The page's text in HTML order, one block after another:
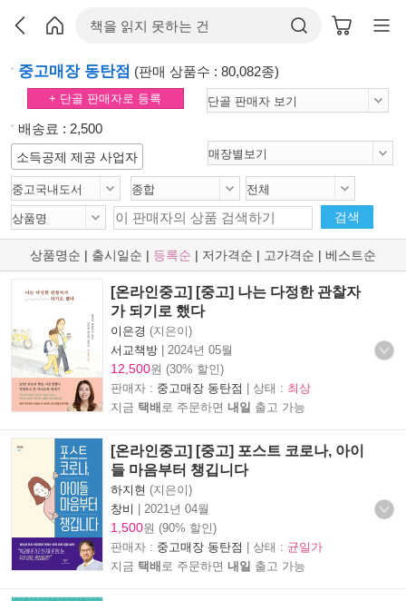
중고매장 동탄점 (판매 상품수 : 80,082종)
+ 단골 판매자로 등록
배송료 : 2,500
소득공제 제공 사업자
검색
상품명순 | 출시일순 | 등록순 | 저가격순 | 고가격순 | 베스트순
[온라인중고] [중고] 나는 다정한 관찰자
가 되기로 했다
이은경 (지은이)
서교책방
2024년 05월
12,500원 (30% 할인)
판매자 : 중고매장 동탄점 | 상태 : 최상
지금 택배 로 주문하면 내일 출고 가능
[온라인중고] [중고] 포스트 코로나, 아이
들 마음부터 챙깁니다
하지현 (지은이)
창비
2021년 04월
1,500원 (90% 할인)
판매자 : 중고매장 동탄점 | 상태 : 균일가
지금 택배 로 주문하면 내일 출고 가능